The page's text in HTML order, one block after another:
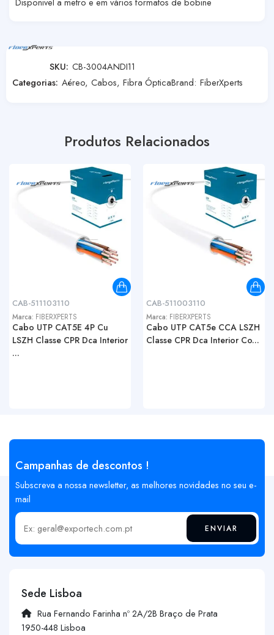
SKU: CB-3004ANDI11
Categorias: Aéreo, Cabos, Fibra ÓpticaBrand: FiberXperts
Produtos Relacionados
CAB-511103110
Marca: FIBERXPERTS
Cabo UTP CAT5E 4P Cu
LSZH Classe CPR Dca Interior
...
CAB-511003110
Marca: FIBERXPERTS
Cabo UTP CAT5e CCA LSZH
Classe CPR Dca Interior Co...
Campanhas de descontos !
Subscreva a nossa newsletter, as melhores novidades no seu e-
mail
Insira o seu email ENVIAR
Sede Lisboa
Rua Fernando Farinha nº 2A/2B Braço de Prata
1950-448 Lisboa